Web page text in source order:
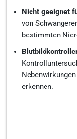
Nicht geeignet
von
bestimmten
erkennen.